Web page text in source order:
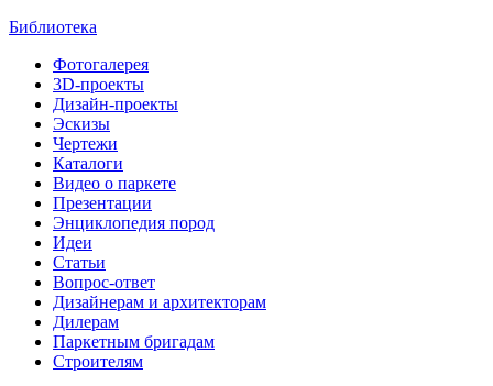
Библиотека
Фотогалерея
3D-проекты
Дизайн-проекты
Эскизы
Чертежи
Каталоги
Видео о паркете
Презентации
Энциклопедия пород
Идеи
Статьи
Вопрос-ответ
Дизайнерам и архитекторам
Дилерам
Паркетным бригадам
Строителям